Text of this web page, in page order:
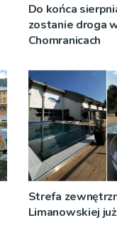
Do końca
zostanie droga
Chomranicach
Strefa
Limanowskiej już